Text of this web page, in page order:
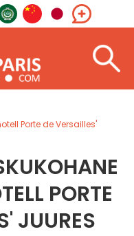
Porte de Versailles'
PORTE
JUURES